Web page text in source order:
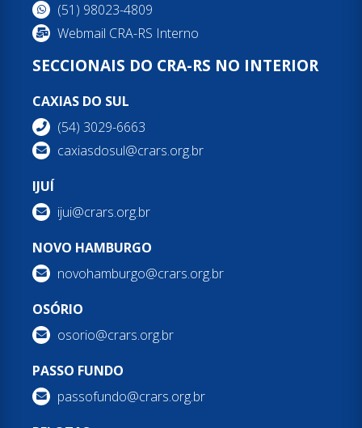
(51) 98023-4809
Webmail CRA-RS Interno
SECCIONAIS DO CRA-RS NO INTERIOR
CAXIAS DO SUL
(54) 3029-6663
caxiasdosul@crars.org.br
IJUÍ
ijui@crars.org.br
NOVO HAMBURGO
novohamburgo@crars.org.br
OSÓRIO
osorio@crars.org.br
PASSO FUNDO
passofundo@crars.org.br